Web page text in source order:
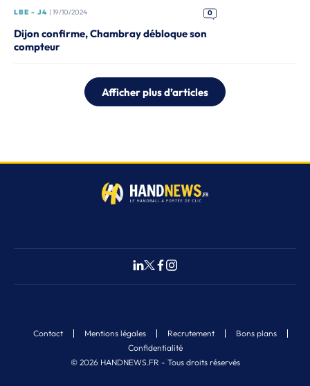
LBE - J4 | 19/10/2024 0
Dijon confirme, Chambray débloque son
compteur
Afficher plus d’articles
© 2026 HANDNEWS.FR - Tous droits réservés
Contact Mentions légales Recrutement
Bons plans
Confidentialité